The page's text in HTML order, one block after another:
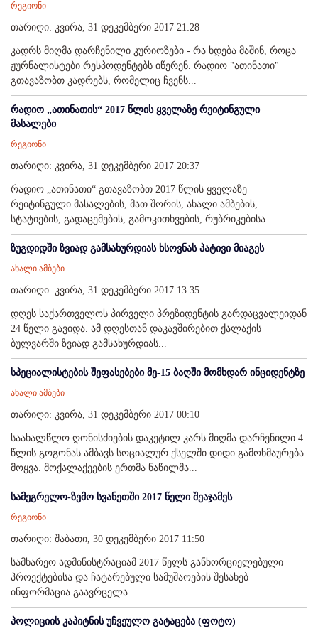
რეგიონი
თარიღი: კვირა, 31 დეკემბერი 2017 21:28
კადრს მიღმა დარჩენილი კურიოზები - რა ხდება მაშინ, როცა
ჟურნალისტები რესპოდენტებს იწერენ. რადიო "ათინათი"
გთავაზობთ კადრებს, რომელიც ჩვენს...
რადიო „ათინათის“ 2017 წლის ყველაზე რეიტინგული
მასალები
რეგიონი
თარიღი: კვირა, 31 დეკემბერი 2017 20:37
რადიო „ათინათი“ გთავაზობთ 2017 წლის ყველაზე
რეიტინგული მასალების, მათ შორის, ახალი ამბების,
სტატიების, გადაცემების, გამოკითხვების, რუბრიკებისა...
ზუგდიდში ზვიად გამსახურდიას ხსოვნას პატივი მიაგეს
ახალი ამბები
თარიღი: კვირა, 31 დეკემბერი 2017 13:35
დღეს საქართველოს პირველი პრეზიდენტის გარდაცვალეიდან
24 წელი გავიდა. ამ დღესთან დაკავშირებით ქალაქის
ბულვარში ზვიად გამსახურდიას...
სპეციალისტების შეფასებები მე-15 ბაღში მომხდარ ინციდენტზე
ახალი ამბები
თარიღი: კვირა, 31 დეკემბერი 2017 00:10
საახალწლო ღონისძიების დაკეტილ კარს მიღმა დარჩენილი 4
წლის გოგონას ამბავს სოციალურ ქსელში დიდი გამოხმაურება
მოყვა. მოქალაქეების ერთმა ნაწილმა...
სამეგრელო-ზემო სვანეთში 2017 წელი შეაჯამეს
რეგიონი
თარიღი: შაბათი, 30 დეკემბერი 2017 11:50
სამხარეო ადმინისტრაციამ 2017 წელს განხორციელებული
პროექტებისა და ჩატარებული სამუშაოების შესახებ
ინფორმაცია გაავრცელა:...
პოლიციის კაპიტნის უჩვეულო გატაცება (ფოტო)